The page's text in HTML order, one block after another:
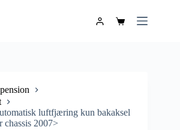
luftfjæring kun bakaksel
2007>